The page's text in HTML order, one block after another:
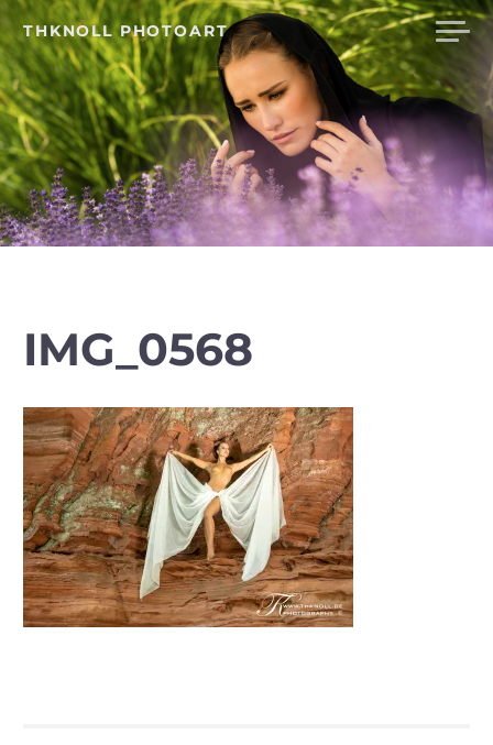
Skip
to
content
THKNOLL PHOTOART
IMG_0568